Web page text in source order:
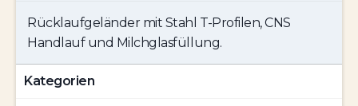
Rücklaufgeländer mit Stahl T-Profilen, CNS
Handlauf und Milchglasfüllung.
Kategorien